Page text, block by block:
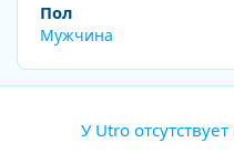
Пол
Мужчина
У Utro